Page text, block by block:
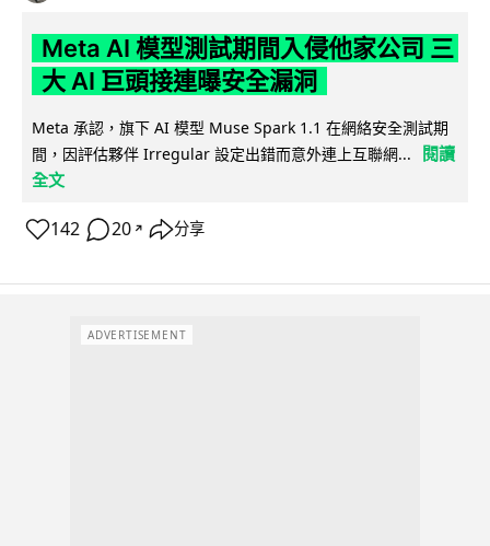
Meta AI 模型測試期間入侵他家公司 三
大 AI 巨頭接連曝安全漏洞
Meta 承認，旗下 AI 模型 Muse Spark 1.1 在網絡安全測試期
間，因評估夥伴 Irregular 設定出錯而意外連上互聯網...
閱讀
全文
142 20 ↗ 分享
ADVERTISEMENT